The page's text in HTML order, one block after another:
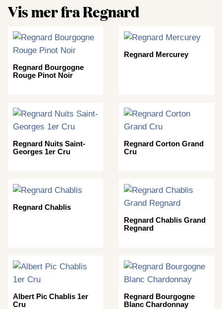
Vis mer fra Regnard
Regnard Bourgogne
Rouge Pinot Noir
Regnard Mercurey
Regnard Nuits Saint-
Georges 1er Cru
Regnard Corton Grand
Cru
Regnard Chablis
Regnard Chablis Grand
Regnard
Albert Pic Chablis 1er
Cru
Regnard Bourgogne
Blanc Chardonnay